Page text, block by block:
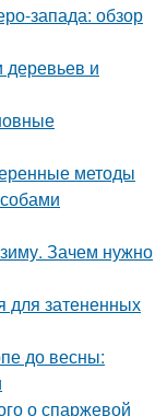
запада: обзор
деревьев и
методы
Зачем нужно
для затененных
до весны:
о спаржевой